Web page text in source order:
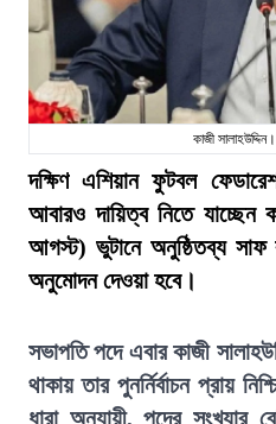
কাজী
দক্ষিণ এশিয়ান ফুটবল
আবারও দায়িত্ব নিতে যাচ্ছেন
আগস্ট) ভুটানে অনুষ্ঠিতব্য সাফ
অনুমোদন দেওয়া হবে।
সভাপতি পদে এবার কাজী
থাকায় তার পুনর্নির্বাচন প্রায়
ধারা অনুযায়ী, পদের সংখ্যার